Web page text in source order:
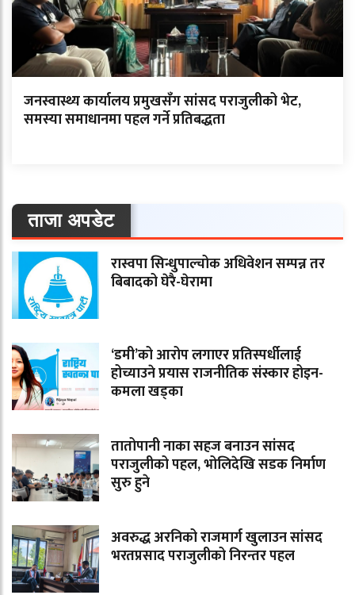
जनस्वास्थ्य कार्यालय प्रमुखसँग सांसद पराजुलीको भेट,
समस्या समाधानमा पहल गर्ने प्रतिबद्धता
ताजा अपडेट
रास्वपा सिन्धुपाल्चोक अधिवेशन सम्पन्न तर
बिबादको घेरै-घेरामा
‘डमी’को आरोप लगाएर प्रतिस्पर्धीलाई
होच्याउने प्रयास राजनीतिक संस्कार होइन-
कमला खड्का
तातोपानी नाका सहज बनाउन सांसद
पराजुलीको पहल, भोलिदेखि सडक निर्माण
सुरु हुने
अवरुद्ध अरनिको राजमार्ग खुलाउन सांसद
भरतप्रसाद पराजुलीको निरन्तर पहल